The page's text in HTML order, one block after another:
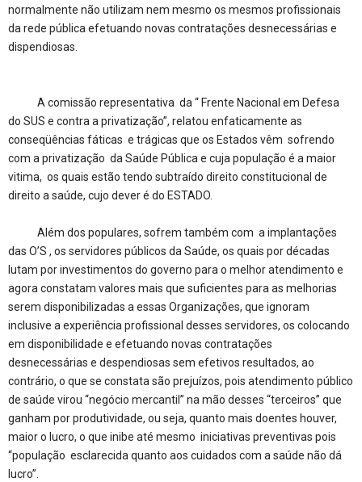
normalmente não utilizam nem mesmo os mesmos profissionais
da rede pública efetuando novas contratações desnecessárias e
dispendiosas.
A comissão representativa da “ Frente Nacional em Defesa
do SUS e contra a privatização”, relatou enfaticamente as
conseqüências fáticas e trágicas que os Estados vêm sofrendo
com a privatização da Saúde Pública e cuja população é a maior
vitima, os quais estão tendo subtraído direito constitucional de
direito a saúde, cujo dever é do ESTADO.
Além dos populares, sofrem também com a implantações
das O’S , os servidores públicos da Saúde, os quais por décadas
lutam por investimentos do governo para o melhor atendimento e
agora constatam valores mais que suficientes para as melhorias
serem disponibilizadas a essas Organizações, que ignoram
inclusive a experiência profissional desses servidores, os colocando
em disponibilidade e efetuando novas contratações
desnecessárias e despendiosas sem efetivos resultados, ao
contrário, o que se constata são prejuízos, pois atendimento público
de saúde virou “negócio mercantil” na mão desses “terceiros” que
ganham por produtividade, ou seja, quanto mais doentes houver,
maior o lucro, o que inibe até mesmo iniciativas preventivas pois
“população esclarecida quanto aos cuidados com a saúde não dá
lucro”.